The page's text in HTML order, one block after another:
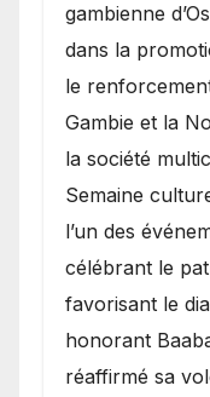
gambienne
dans la
le
Gambie et la
la société
Semaine
l’un des
célébrant le
favorisant le
honorant
réaffirmé sa